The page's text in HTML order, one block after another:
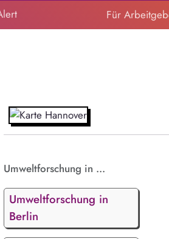
Für
Umweltforschung in ...
Umweltforschung in
Berlin